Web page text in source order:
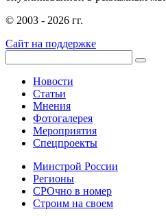
© 2003 - 2026 гг.
Сайт на поддержке
Новости
Статьи
Мнения
Фотогалерея
Мероприятия
Спецпроекты
Минстрой России
Регионы
СРОчно в номер
Строим на своем